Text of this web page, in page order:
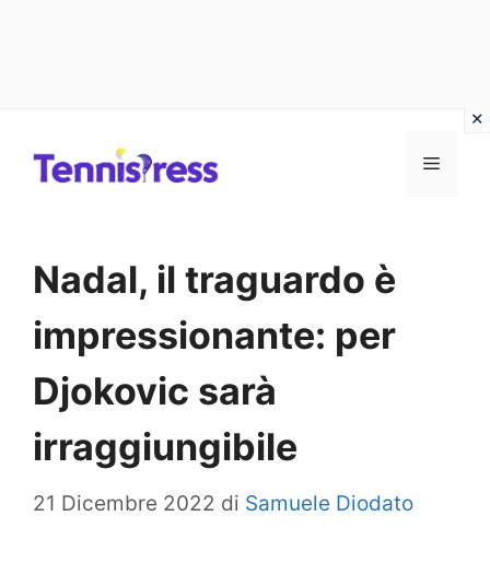
MENU
Nadal, il traguardo è
impressionante: per
Djokovic sarà
irraggiungibile
21 Dicembre 2022 di Samuele Diodato